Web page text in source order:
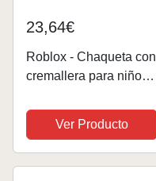
23,64€
Roblox - Chaqueta con
cremallera para niños,
y manga larga para
niñas, camiseta de
algodón para otoño,
ropa deportiva para
Ver Producto